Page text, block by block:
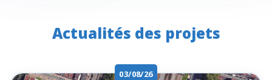
Actualités des projets
03/08/26